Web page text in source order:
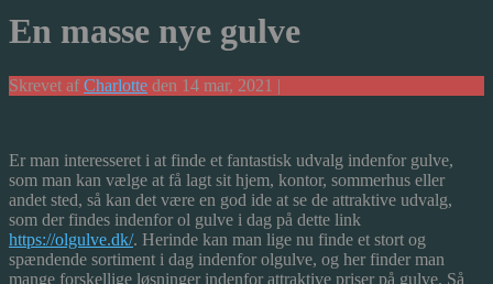
En masse nye gulve
Skrevet af Charlotte den 14 mar, 2021 |
Er man interesseret i at finde et fantastisk udvalg indenfor gulve,
som man kan vælge at få lagt sit hjem, kontor, sommerhus eller
andet sted, så kan det være en god ide at se de attraktive udvalg,
som der findes indenfor ol gulve i dag på dette link
https://olgulve.dk/. Herinde kan man lige nu finde et stort og
spændende sortiment i dag indenfor olgulve, og her finder man
mange forskellige løsninger indenfor attraktive priser på gulve. Så